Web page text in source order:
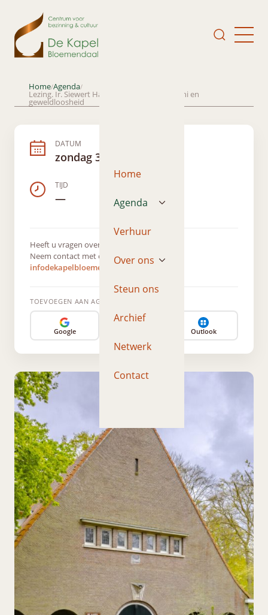
Home
Agenda
Verhuur
Over ons
Steun ons
Archief
Netwerk
Contact
Home/Agenda/
Lezing. Ir. Siewert Haverhoek: Tolstoj, Gandhi en
geweldloosheid
DATUM
zondag 30 juni 2019
TIJD
—
Heeft u vragen over dit evenement?
Neem contact met ons op via
infodekapelbloemendaal@gmail.com
TOEVOEGEN AAN AGENDA
Google Outlook